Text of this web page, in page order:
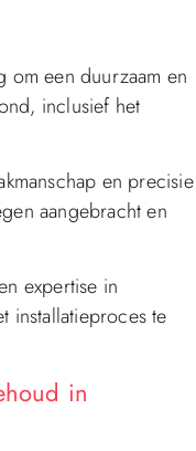
een duurzaam en
inclusief het
en precisie
aangebracht en
expertise in
installatieproces te
in